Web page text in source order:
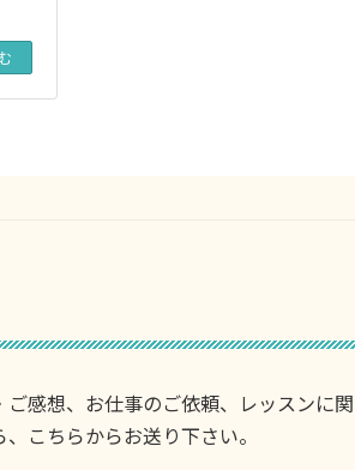
ご感想、お仕事のご依頼、レッスンに
こちらからお送り下さい。